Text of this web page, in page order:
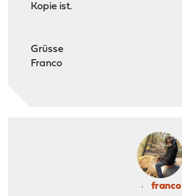
Kopie ist.
Grüsse
Franco
franco